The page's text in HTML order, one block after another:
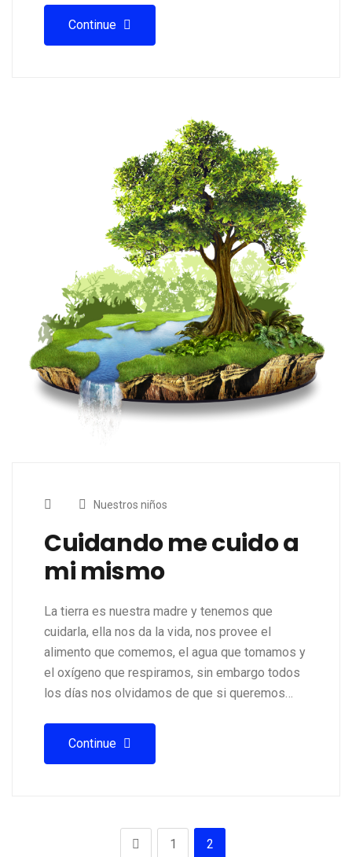
Continue
Nuestros niños
Cuidando me cuido a
mi mismo
La tierra es nuestra madre y tenemos que
cuidarla, ella nos da la vida, nos provee el
alimento que comemos, el agua que tomamos y
el oxígeno que respiramos, sin embargo todos
los días nos olvidamos de que si queremos…
Continue
1 2